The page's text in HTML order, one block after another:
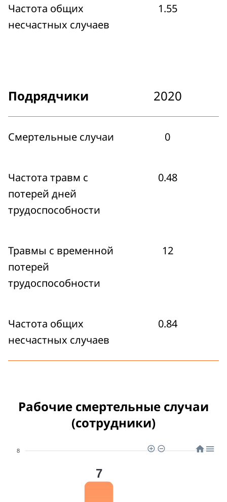
Частота общих
несчастных случаев
1.55
Подрядчики 2020
Смертельные случаи 0
Частота травм с
потерей дней
трудоспособности
0.48
Травмы с временной
потерей
трудоспособности
12
Частота общих
несчастных случаев
0.84
Рабочие смертельные случаи
(сотрудники)
8
7